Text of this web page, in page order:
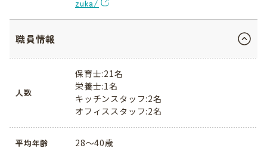
zuka/
職員情報
人数
保育士:21名
栄養士:1名
キッチンスタッフ:2名
オフィススタッフ:2名
平均年齢 28〜40歳